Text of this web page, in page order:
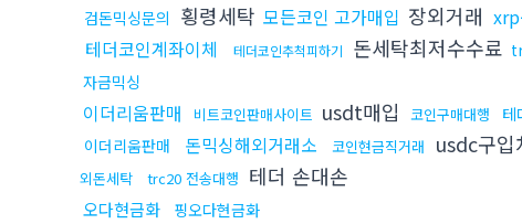
검돈믹싱문의 횡령세탁 모든코인 고가매입 장외거래 xrp
테더코인계좌이체
테더코인추척피하기 돈세탁최저수수료
자금믹싱
이더리움판매 비트코인판매사이트 usdt매입 코인구매대행 테
이더리움판매 돈믹싱해외거래소 코인현금직거래 usdc구입
외돈세탁
trc20 전송대행 테더 손대손
오다현금화 핑오다현금화